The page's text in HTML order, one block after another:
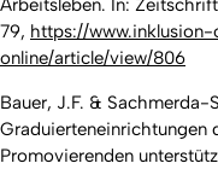
Arbeitsleben. In:
79, https://
online/article/view/806
Bauer, J.F. &
Graduierteneinrichtungen
Promovierenden